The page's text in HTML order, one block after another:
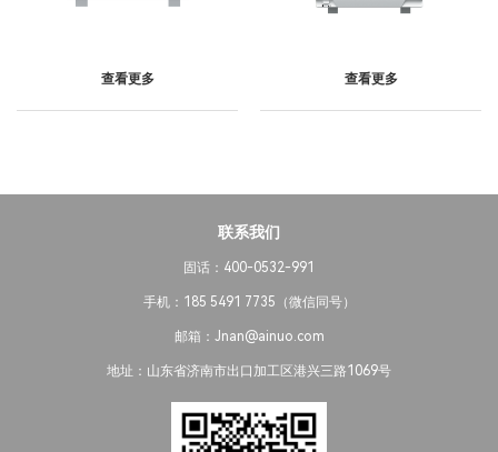
查看更多 查看更多
联系我们
固话：400-0532-991
手机：185 5491 7735（微信同号）
邮箱：Jnan@ainuo.com
地址：山东省济南市出口加工区港兴三路1069号